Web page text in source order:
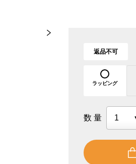
返品不可
ラッピング
数量